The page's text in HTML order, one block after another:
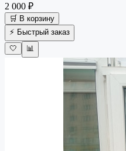
2 000 ₽
🛒 В корзину
⚡ Быстрый заказ
🤍
📊